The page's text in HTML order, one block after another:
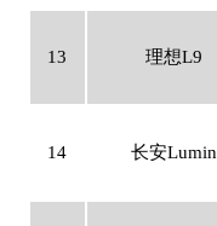
13 理想L9
14 长安Lumin